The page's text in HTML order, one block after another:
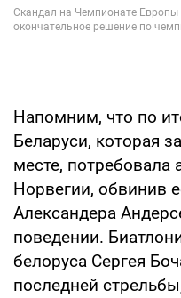
Напомним, что по
Беларуси, которая
месте, потребовала
Норвегии, обвинив
Александера
поведении.
белоруса Сергея
последней